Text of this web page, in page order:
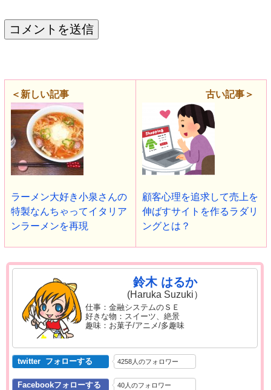
＜新しい記事
ラーメン大好き小泉さんの
特製なんちゃってイタリア
ンラーメンを再現
古い記事＞
顧客心理を追求して売上を
伸ばすサイトを作るラダリ
ングとは？
鈴木 はるか
(Haruka Suzuki）
仕事：金融システムのＳＥ
好きな物：スイーツ、絶景
趣味：お菓子/アニメ/多趣味
twitter フォローする 4258人のフォロワー
Facebookフォローする 40人のフォロワー